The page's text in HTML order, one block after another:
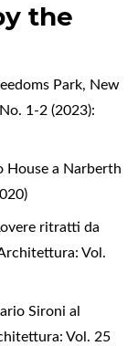
the
Park, New
1-2 (2023):
House a Narberth
ritratti da
Vol.
Sironi al
Vol. 25